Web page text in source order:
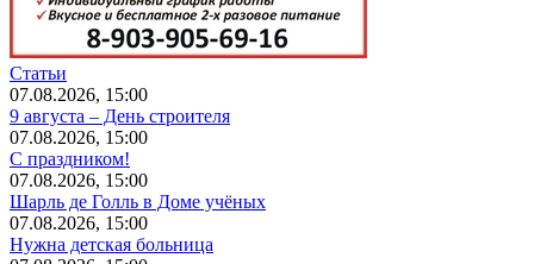
Статьи
07.08.2026, 15:00
9 августа – День строителя
07.08.2026, 15:00
С праздником!
07.08.2026, 15:00
Шарль де Голль в Доме учёных
07.08.2026, 15:00
Нужна детская больница